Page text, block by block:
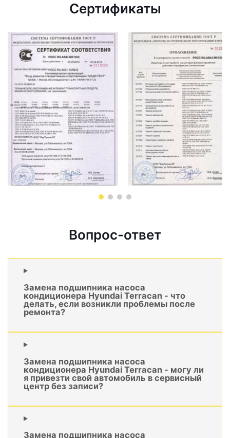
Сертификаты
Вопрос-ответ
Замена подшипника насоса
кондиционера Hyundai Terracan - что
делать, если возникли проблемы после
ремонта?
Замена подшипника насоса
кондиционера Hyundai Terracan - могу ли
я привезти свой автомобиль в сервисный
центр без записи?
Замена подшипника насоса